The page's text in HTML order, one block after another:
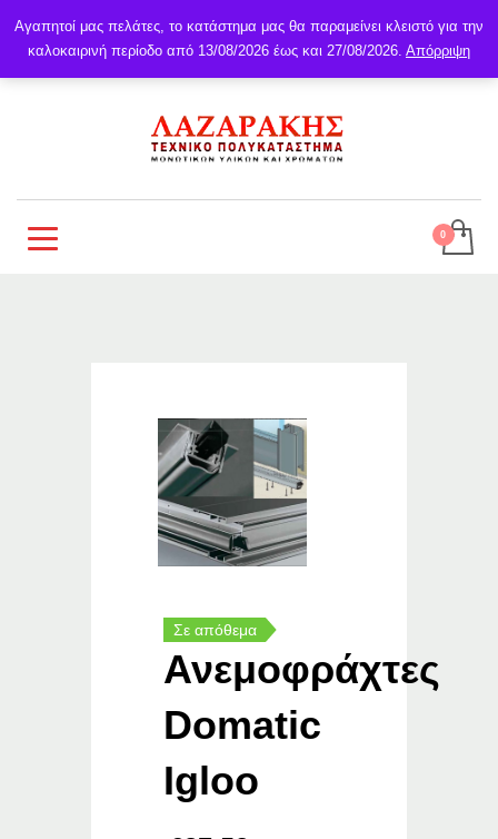
Σε απόθεμα
Ανεμοφράχτες
Domatic
Igloo
Αγαπητοί μας πελάτες, το κατάστημα μας θα παραμείνει κλειστό για την
καλοκαιρινή περίοδο από 13/08/2026 έως και 27/08/2026. Απόρριψη